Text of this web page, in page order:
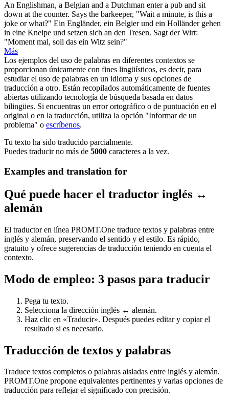
An Englishman, a Belgian and a Dutchman enter a pub and sit
down at the counter. Says the barkeeper, "Wait a minute, is this a
joke or what?" Ein Engländer, ein Belgier und ein Holländer gehen
in eine Kneipe und setzen sich an den Tresen. Sagt der Wirt:
"Moment mal, soll das ein Witz sein?"
Más
Los ejemplos del uso de palabras en diferentes contextos se
proporcionan únicamente con fines lingüísticos, es decir, para
estudiar el uso de palabras en un idioma y sus opciones de
traducción a otro. Están recopilados automáticamente de fuentes
abiertas utilizando tecnología de búsqueda basada en datos
bilingües. Si encuentras un error ortográfico o de puntuación en el
original o en la traducción, utiliza la opción "Informar de un
problema" o escríbenos.
Tu texto ha sido traducido parcialmente.
Puedes traducir no más de 5000 caracteres a la vez.
Examples and translation for
Qué puede hacer el traductor inglés ↔
alemán
El traductor en línea PROMT.One traduce textos y palabras entre
inglés y alemán, preservando el sentido y el estilo. Es rápido,
gratuito y ofrece sugerencias de traducción teniendo en cuenta el
contexto.
Modo de empleo: 3 pasos para traducir
Pega tu texto.
Selecciona la dirección inglés ↔ alemán.
Haz clic en «Traducir». Después puedes editar y copiar el
resultado si es necesario.
Traducción de textos y palabras
Traduce textos completos o palabras aisladas entre inglés y alemán.
PROMT.One propone equivalentes pertinentes y varias opciones de
traducción para reflejar el significado con precisión.